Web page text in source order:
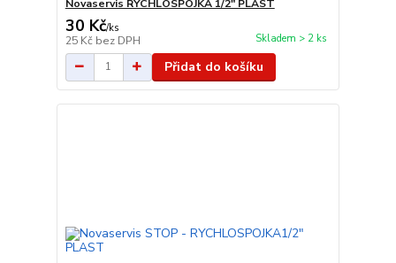
Novaservis RYCHLOSPOJKA 1/2" PLAST
30 Kč/ks
25 Kč bez DPH Skladem > 2 ks
Přidat do košíku